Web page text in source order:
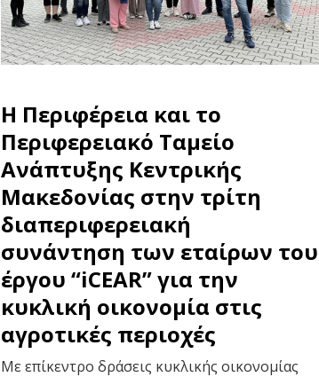
Η Περιφέρεια και το
Περιφερειακό Ταμείο
Ανάπτυξης Κεντρικής
Μακεδονίας στην τρίτη
διαπεριφερειακή
συνάντηση των εταίρων του
έργου “iCEAR” για την
κυκλική οικονομία στις
αγροτικές περιοχές
Με επίκεντρο δράσεις κυκλικής οικονομίας